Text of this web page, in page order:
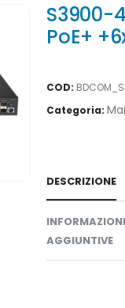
S3900-
PoE+
COD:
Categoria:
DESCRIZIONE
INFORMAZIONI
AGGIUNTIVE